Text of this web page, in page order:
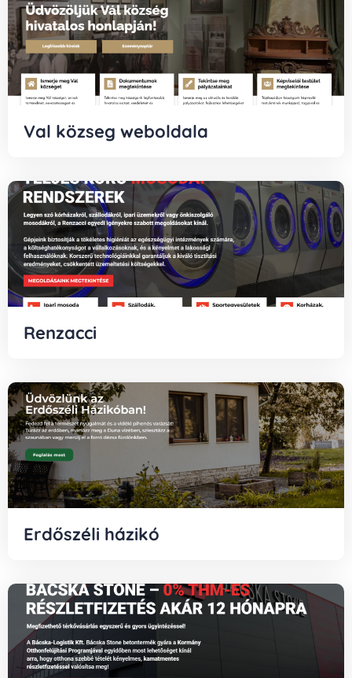
Val közseg weboldala
Renzacci
Erdőszéli házikó